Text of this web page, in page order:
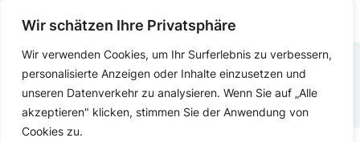
Wir schätzen Ihre Privatsphäre
Wir verwenden Cookies, um Ihr Surferlebnis zu verbessern,
personalisierte Anzeigen oder Inhalte einzusetzen und
unseren Datenverkehr zu analysieren. Wenn Sie auf „Alle
akzeptieren" klicken, stimmen Sie der Anwendung von
Cookies zu.
IMPRESSUM DATENSCHUTZERKLÄRUNG